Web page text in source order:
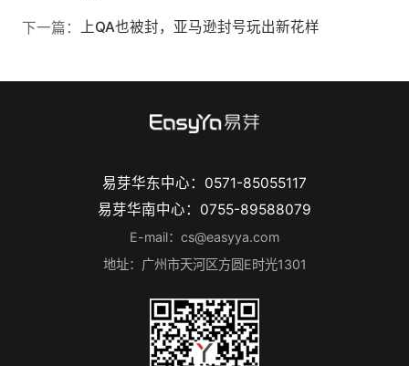
下一篇： 上QA也被封，亚马逊封号玩出新花样
易芽华东中心：0571-85055117
易芽华南中心：0755-89588079
E-mail：cs@easyya.com
地址：广州市天河区方圆E时光1301